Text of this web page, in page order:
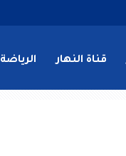
قناة النهار الرياضة